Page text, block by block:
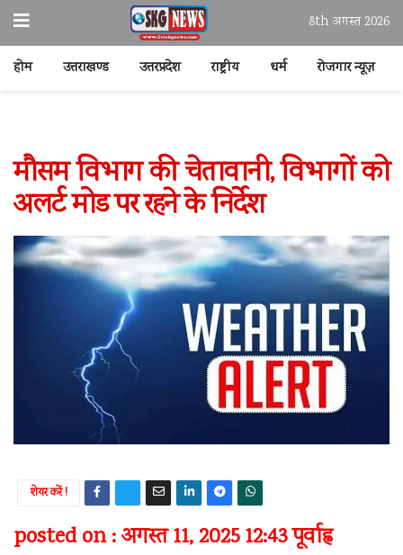
8th अगस्त 2026
होम उत्तराखण्ड उत्तरप्रदेश राष्ट्रीय धर्म रोजगार न्यूज़
मौसम विभाग की चेतावानी, विभागों को
अलर्ट मोड पर रहने के निर्देश
शेयर करें !
posted on : अगस्त 11, 2025 12:43 पूर्वाह्न